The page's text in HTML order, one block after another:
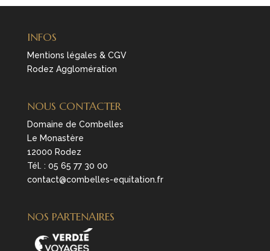
INFOS
Mentions légales & CGV
Rodez Agglomération
NOUS CONTACTER
Domaine de Combelles
Le Monastère
12000 Rodez
Tél. : 05 65 77 30 00
contact@combelles-equitation.fr
NOS PARTENAIRES